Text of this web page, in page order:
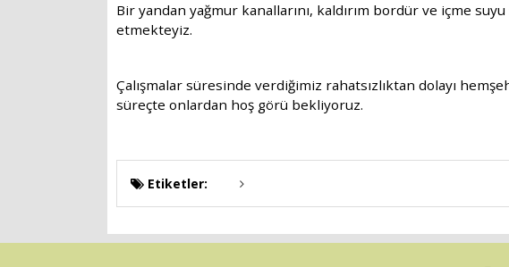
Bir yandan yağmur kanallarını, kaldırım bordür ve içme suyu
etmekteyiz.
Çalışmalar süresinde verdiğimiz rahatsızlıktan dolayı hemş
süreçte onlardan hoşgörü bekliyoruz.
Etiketler: